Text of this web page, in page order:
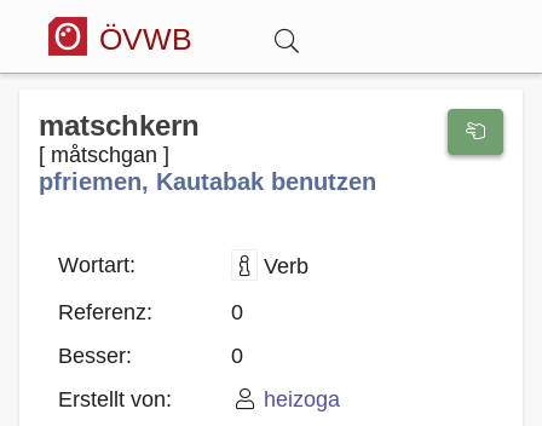
ÖVWB
Anmelden
Wörterbuch
Hitparade
Blog
matschkern
[ måtschgan ]
pfriemen, Kautabak benutzen
Wortart:
Verb
Referenz:
0
Besser:
0
Erstellt von:
heizoga